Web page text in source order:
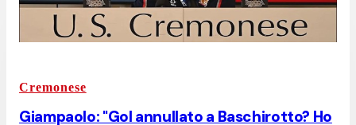
Cremonese
Giampaolo: "Gol annullato a Baschirotto? Ho